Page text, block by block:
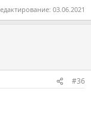
03.06.2021
#36